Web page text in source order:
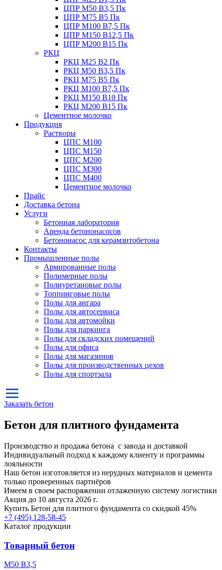
ЦПР М50 B3,5 Пк
ЦПР М75 B5 Пк
ЦПР М100 B7,5 Пк
ЦПР М150 B12,5 Пк
ЦПР М200 B15 Пк
РКЦ
РКЦ М25 B2 Пк
РКЦ М50 В3,5 Пк
РКЦ М75 B5 Пк
РКЦ М100 B7,5 Пк
РКЦ М150 B10 Пк
РКЦ М200 B15 Пк
Цементное молочко
Продукция
Растворы
ЦПС М100
ЦПС М150
ЦПС М200
ЦПС М300
ЦПС М400
Цементное молочко
Прайс
Доставка бетона
Услуги
Бетонная лаборатория
Аренда бетононасосов
Бетононасос для керамзитобетона
Контакты
Промышленные полы
Армированные полы
Полимерные полы
Полиуретановые полы
Топпинговые полы
Полы для ангара
Полы для автосервиса
Полы для автомойки
Полы для паркинга
Полы для складских помещений
Полы для офиса
Полы для магазинов
Полы для производственных цехов
Полы для спортзала
Заказать бетон
Бетон для плитного фундамента
Производство и продажа бетона с завода и доставкой
Индивидуальный подход к каждому клиенту и программы
лояльности
Наш бетон изготовляется из нерудных материалов и цемента
только проверенных партнёров
Имеем в своем распоряжении отлаженную систему логистики
Акция до 10 августа 2026 г.
Купить Бетон для плитного фундамента со скидкой 45%
+7 (495) 128-58-45
Каталог продукции
Товарный бетон
М50 В3,5